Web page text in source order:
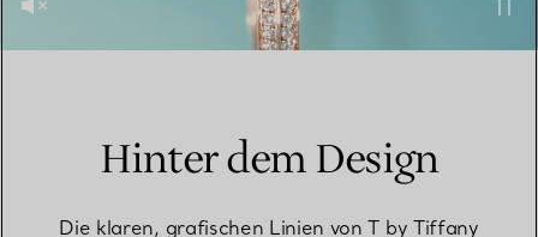
Hinter dem Design
Die klaren, grafischen Linien von T by Tiffany